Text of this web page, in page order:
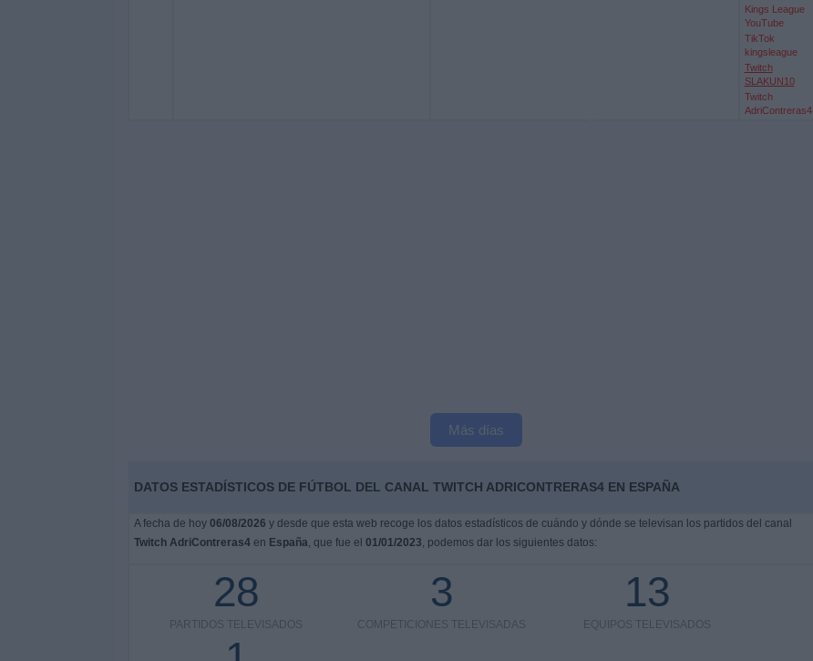
Kings League
YouTube
TikTok
kingsleague
Twitch
SLAKUN10
Twitch
AdriContreras4
Más días
DATOS ESTADÍSTICOS DE FÚTBOL DEL CANAL TWITCH ADRICONTRERAS4 EN ESPAÑA
A fecha de hoy 06/08/2026 y desde que esta web recoge los datos estadísticos de cuándo y dónde se televisan los partidos del canal
Twitch AdriContreras4en España, que fue el 01/01/2023, podemos dar los siguientes datos:
28
PARTIDOS TELEVISADOS
3
COMPETICIONES TELEVISADAS
13
EQUIPOS TELEVISADOS